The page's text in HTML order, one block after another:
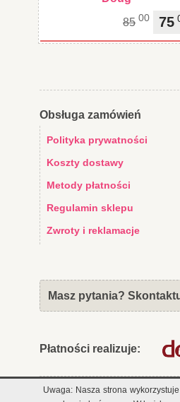
75
85 00
Obsługa zamówień
Polityka prywatności
Koszty dostawy
Metody płatności
Regulamin sklepu
Zwroty i reklamacje
Masz pytania?
Płatności realizuje:
Copyright 2026 Sklep dla
Uwaga: Nasza strona